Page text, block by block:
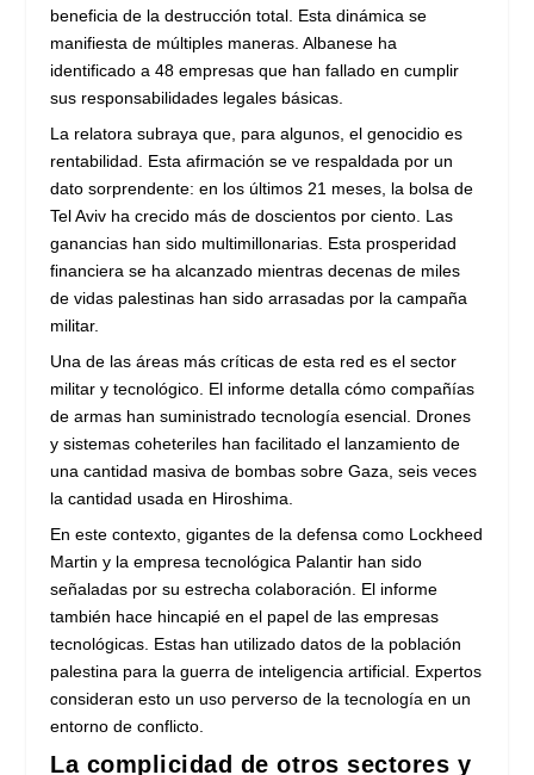
beneficia de la destrucción total. Esta dinámica se
manifiesta de múltiples maneras. Albanese ha
identificado a 48 empresas que han fallado en cumplir
sus responsabilidades legales básicas.
La relatora subraya que, para algunos, el genocidio es
rentabilidad. Esta afirmación se ve respaldada por un
dato sorprendente: en los últimos 21 meses, la bolsa de
Tel Aviv ha crecido más de doscientos por ciento. Las
ganancias han sido multimillonarias. Esta prosperidad
financiera se ha alcanzado mientras decenas de miles
de vidas palestinas han sido arrasadas por la campaña
militar.
Una de las áreas más críticas de esta red es el sector
militar y tecnológico. El informe detalla cómo compañías
de armas han suministrado tecnología esencial. Drones
y sistemas coheteriles han facilitado el lanzamiento de
una cantidad masiva de bombas sobre Gaza, seis veces
la cantidad usada en Hiroshima.
En este contexto, gigantes de la defensa como Lockheed
Martin y la empresa tecnológica Palantir han sido
señaladas por su estrecha colaboración. El informe
también hace hincapié en el papel de las empresas
tecnológicas. Estas han utilizado datos de la población
palestina para la guerra de inteligencia artificial. Expertos
consideran esto un uso perverso de la tecnología en un
entorno de conflicto.
La complicidad de otros sectores y